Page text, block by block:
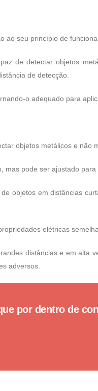
seu princípio de
de detectar objetos
de detecção.
o adequado para
objetos metálicos e não
pode ser ajustado para
objetos em distâncias
elétricas
distâncias e em alta
adversos.
por dentro de